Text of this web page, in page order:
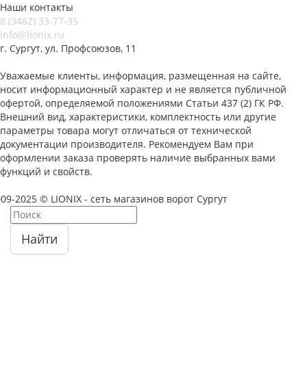
Наши контакты
8 (3462) 33-77-35
info@lionix.ru
г. Сургут, ул. Профсоюзов, 11
Уважаемые клиенты, информация, размещенная на сайте,
носит информационный характер и не является публичной
офертой, определяемой положениями Статьи 437 (2) ГК РФ.
Внешний вид, характеристики, комплектность или другие
параметры товара могут отличаться от технической
документации производителя. Рекомендуем Вам при
оформлении заказа проверять наличие выбранных вами
функций и свойств.
2025 © LIONIX - сеть магазинов ворот Сургут
Найти